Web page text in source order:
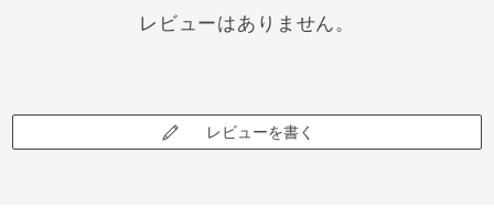
レビューはありません。
レビューを書く